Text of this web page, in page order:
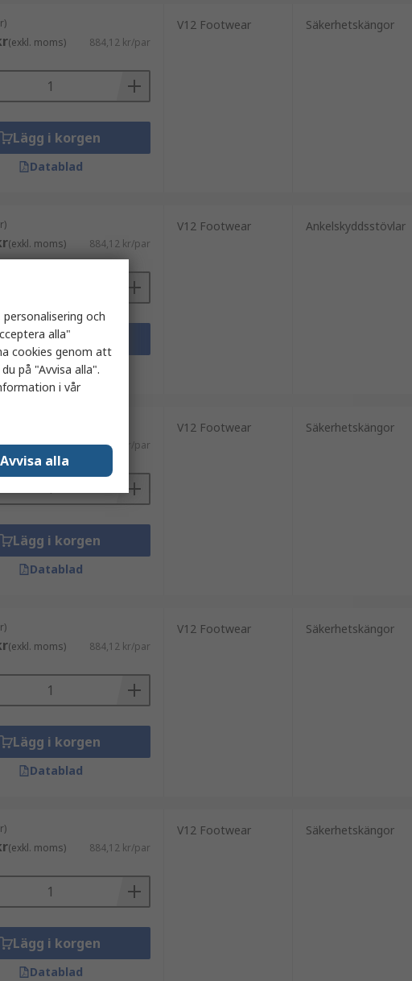
(exkl. moms) 884,12 kr/par
Lägg i korgen
Datablad
V12 Footwear Säkerhetskängor
(exkl. moms) 884,12 kr/par
Lägg i korgen
Datablad
V12 Footwear Ankelskyddsstövlar
(exkl. moms) 884,12 kr/par
Lägg i korgen
Datablad
V12 Footwear Säkerhetskängor
(exkl. moms) 884,12 kr/par
Lägg i korgen
Datablad
V12 Footwear Säkerhetskängor
(exkl. moms) 884,12 kr/par
Lägg i korgen
Datablad
V12 Footwear Säkerhetskängor
och
alla"
cookies genom att
på "Avvisa alla".
i vår
Avvisa alla